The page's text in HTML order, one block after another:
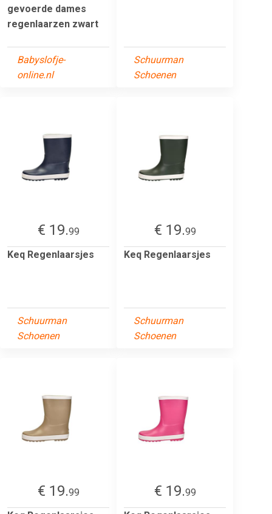
gevoerde dames
regenlaarzen zwart
Babyslofje-
online.nl
Schuurman
Schoenen
€ 19.99
Keq Regenlaarsjes
Schuurman
Schoenen
€ 19.99
Keq Regenlaarsjes
Schuurman
Schoenen
€ 19.99
€ 19.99